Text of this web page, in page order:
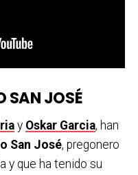
SAN JOSÉ
y Oskar Garcia, han
San José, pregonero
y que ha tenido su